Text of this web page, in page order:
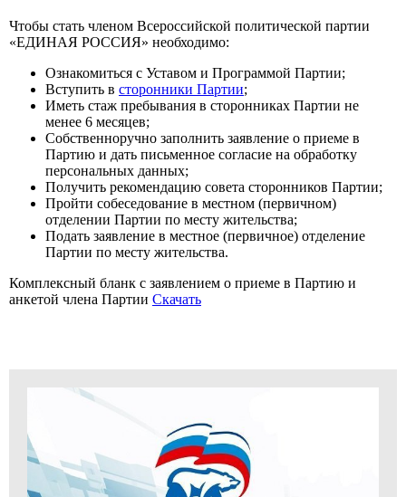
Чтобы стать членом Всероссийской политической партии
«ЕДИНАЯ РОССИЯ» необходимо:
Ознакомиться с Уставом и Программой Партии;
Вступить в сторонники Партии;
Иметь стаж пребывания в сторонниках Партии не
менее 6 месяцев;
Собственноручно заполнить заявление о приеме в
Партию и дать письменное согласие на обработку
персональных данных;
Получить рекомендацию совета сторонников Партии;
Пройти собеседование в местном (первичном)
отделении Партии по месту жительства;
Подать заявление в местное (первичное) отделение
Партии по месту жительства.
Комплексный бланк с заявлением о приеме в Партию и
анкетой члена Партии Скачать